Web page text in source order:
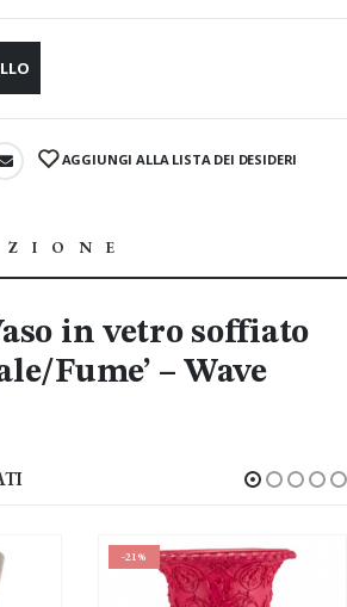
AGGIUNGI ALLA LISTA DEI DESIDERI
in vetro soffiato
Fume’ – Wave